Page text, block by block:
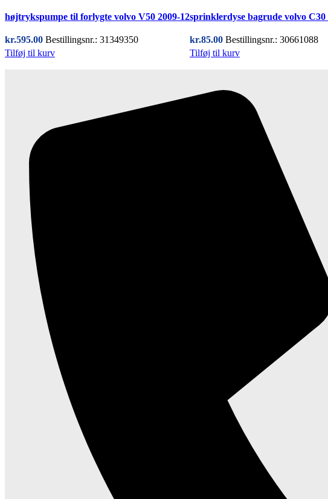
højtrykspumpe til forlygte volvo V50 2009-12
kr.595.00 Bestillingsnr.: 31349350
Tilføj til kurv
sprinklerdyse bagrude volvo C30
kr.85.00 Bestillingsnr.: 30661088
Tilføj til kurv